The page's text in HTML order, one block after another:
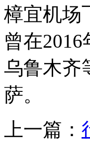
樟宜机场
曾在
乌鲁木齐
萨。
上一篇：